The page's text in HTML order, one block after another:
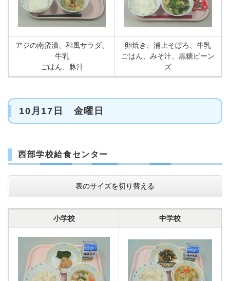
アジの南蛮漬、和風サラダ、
牛乳
ごはん、豚汁
卵焼き、浦上そぼろ、牛乳
ごはん、みそ汁、黒糖ビーン
ズ
10月17日 金曜日
西部学校給食センター
表のサイズを切り替える
小学校 中学校